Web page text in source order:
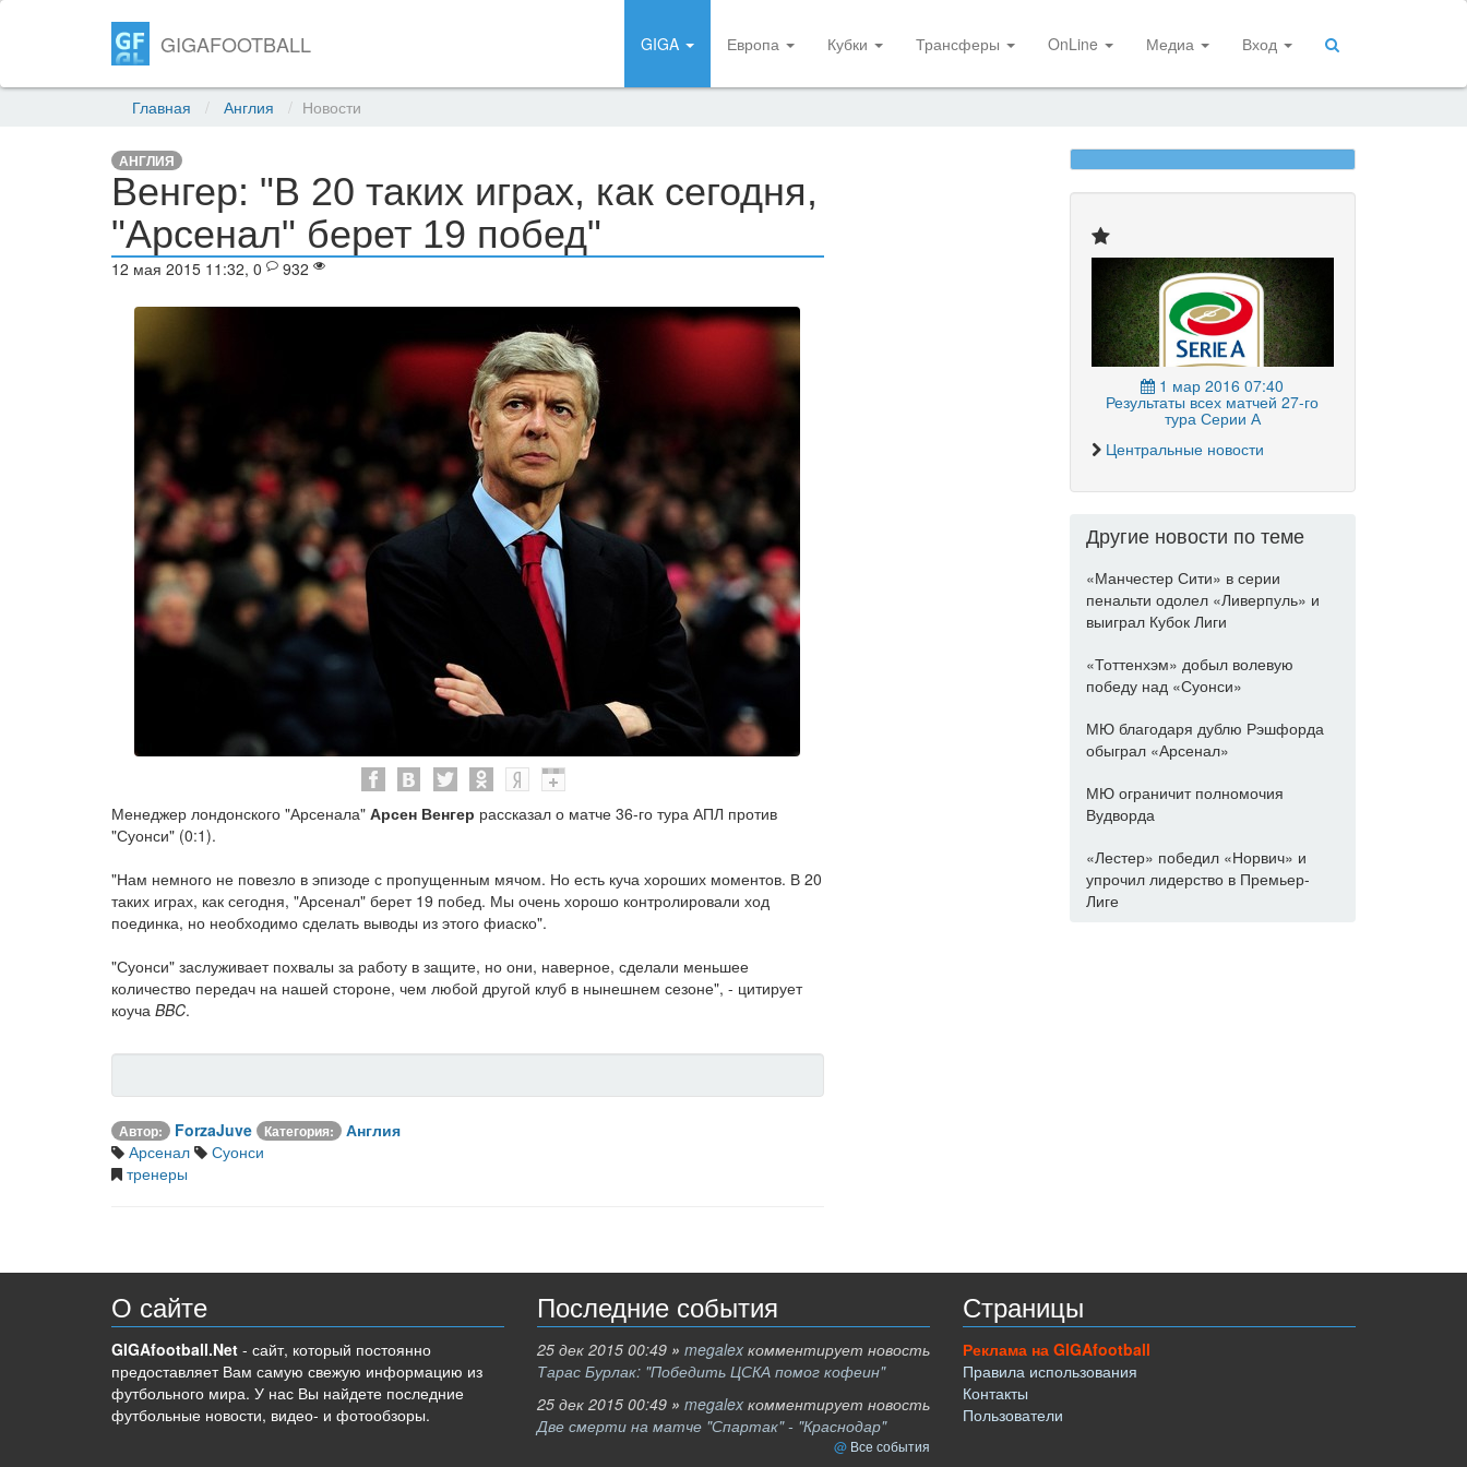
GIGAFOOTBALL GIGA Европа Кубки Трансферы OnLine Медиа Вход
Главная Англия Новости
АНГЛИЯ
Венгер: "В 20 таких играх, как сегодня,
"Арсенал" берет 19 побед"
12 мая 2015 11:32, 0 932
Менеджер лондонского "Арсенала" Арсен Венгер рассказал о матче 36-го тура АПЛ против
"Суонси" (0:1).
"Нам немного не повезло в эпизоде с пропущенным мячом. Но есть куча хороших моментов. В 20
таких играх, как сегодня, "Арсенал" берет 19 побед. Мы очень хорошо контролировали ход
поединка, но необходимо сделать выводы из этого фиаско".
"Суонси" заслуживает похвалы за работу в защите, но они, наверное, сделали меньшее
количество передач на нашей стороне, чем любой другой клуб в нынешнем сезоне", - цитирует
коуча BBC.
Автор: ForzaJuve Категория:
Англия
Арсенал
Суонси
тренеры
1 мар 2016 07:40
Результаты всех матчей 27-го
тура Серии А
Центральные новости
Другие новости по теме
«Манчестер Сити» в серии
пенальти одолел «Ливерпуль» и
выиграл Кубок Лиги
«Тоттенхэм» добыл волевую
победу над «Суонси»
МЮ благодаря дублю Рэшфорда
обыграл «Арсенал»
МЮ ограничит полномочия
Вудворда
«Лестер» победил «Норвич» и
упрочил лидерство в Премьер-
Лиге
О сайте
GIGAfootball.Net - сайт, который постоянно
предоставляет Вам самую свежую информацию из
футбольного мира. У нас Вы найдете последние
футбольные новости, видео- и фотообзоры.
Последние события
25 дек 2015 00:49 » megalex комментирует новость
Тарас Бурлак: "Победить ЦСКА помог кофеин"
25 дек 2015 00:49 » megalex комментирует новость
Две смерти на матче "Спартак" - "Краснодар"
Все события
Страницы
Реклама на GIGAfootball
Правила использования
Контакты
Пользователи